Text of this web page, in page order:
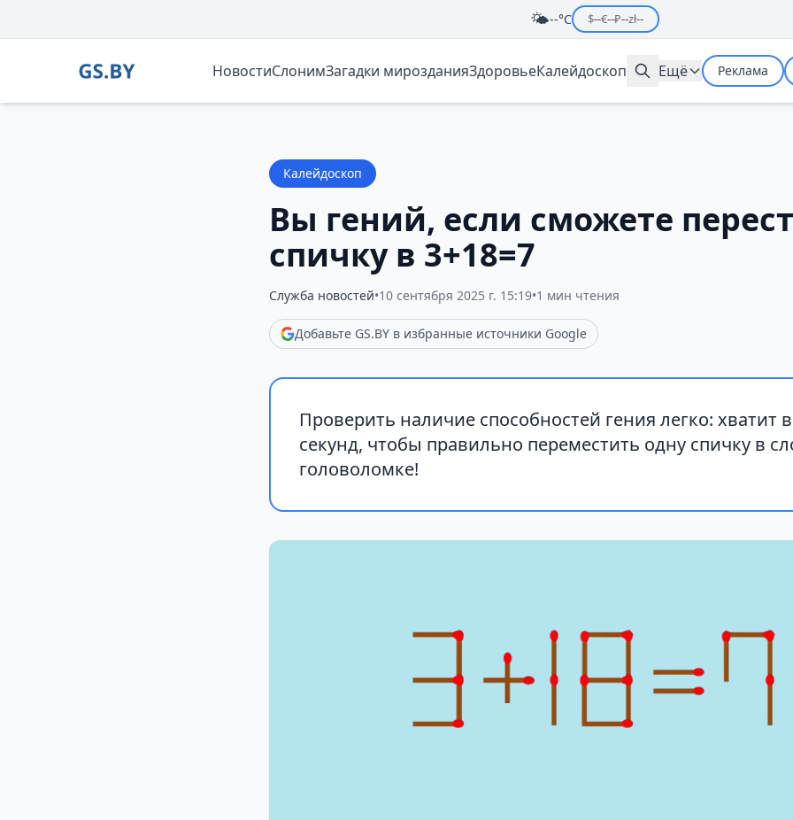
🌤️--°C $--€--₽--zł--
НовостиСлонимЗагадки мирозданияЗдоровьеКалейдоскоп Ещё Реклама
Калейдоскоп
Вы гений, если сможете
спичку в 3+18=7
Служба новостей•10 сентября 2025 г. 15:19•1 мин чтения
Добавьте GS.BY в избранные источники Google
Проверить наличие способностей гения легко: хватит
секунд, чтобы правильно переместить одну спичку в
головоломке!